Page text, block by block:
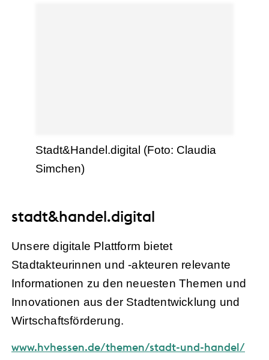
Stadt&Handel.digital (Foto: Claudia
Simchen)
stadt&handel.digital
Unsere digitale Plattform bietet
Stadtakteurinnen und -akteuren relevante
Informationen zu den neuesten Themen und
Innovationen aus der Stadtentwicklung und
Wirtschaftsförderung.
www.hvhessen.de/themen/stadt-und-handel/